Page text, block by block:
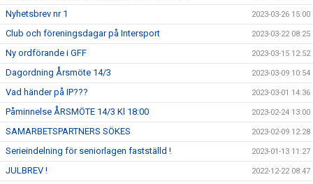
Nyhetsbrev nr 1 2023-03-26 15:00
Club och föreningsdagar på Intersport 2023-03-22 08:25
Ny ordförande i GFF 2023-03-15 12:52
Dagordning Årsmöte 14/3 2023-03-09 10:54
Vad händer på IP??? 2023-03-01 14:36
Påminnelse ÅRSMÖTE 14/3 Kl 18:00 2023-02-24 13:00
SAMARBETSPARTNERS SÖKES 2023-02-09 12:28
Serieindelning för seniorlagen fastställd ! 2023-01-13 11:27
JULBREV ! 2022-12-22 08:47